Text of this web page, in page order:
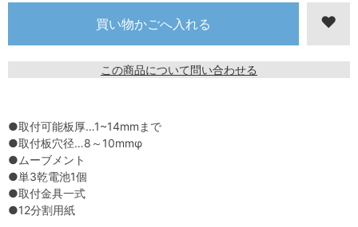
この商品について問い合わせる
●取付可能板厚…1~14mmまで
●取付板穴径…8～10mmφ
●ムーブメント
●単3乾電池1個
●取付金具一式
●12分割用紙